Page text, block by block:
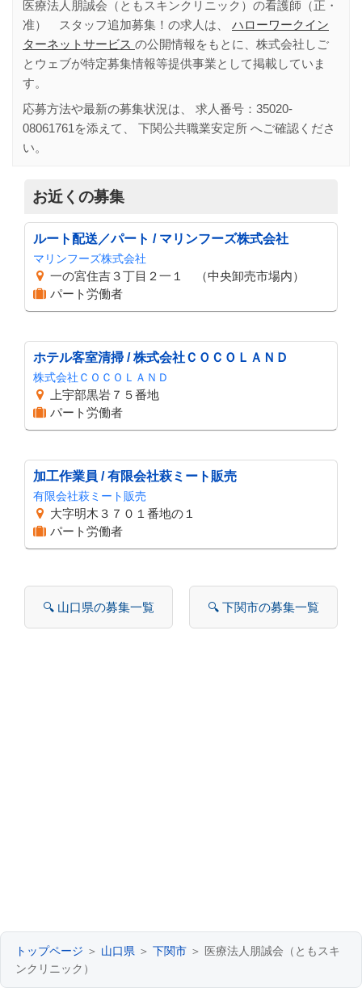
医療法人朋誠会（ともスキンクリニック）の看護師（正・
准） スタッフ追加募集！の求人は、 ハローワークイン
ターネットサービス の公開情報をもとに、株式会社しご
とウェブが特定募集情報等提供事業として掲載していま
す。
応募方法や最新の募集状況は、 求人番号： 35020-
08061761 を添えて、 下関公共職業安定所 へご確認くださ
い。
お近くの募集
ルート配送／パート / マリンフーズ株式会社
マリンフーズ株式会社
一の宮住吉３丁目２一１ （中央卸売市場内）
パート労働者
ホテル客室清掃 / 株式会社ＣＯＣＯＬＡＮＤ
株式会社ＣＯＣＯＬＡＮＤ
上宇部黒岩７５番地
パート労働者
加工作業員 / 有限会社萩ミート販売
有限会社萩ミート販売
大字明木３７０１番地の１
パート労働者
🔍 山口県の募集一覧 🔍 下関市の募集一覧
トップページ ＞ 山口県 ＞ 下関市 ＞ 医療法人朋誠会（ともスキ
ンクリニック）